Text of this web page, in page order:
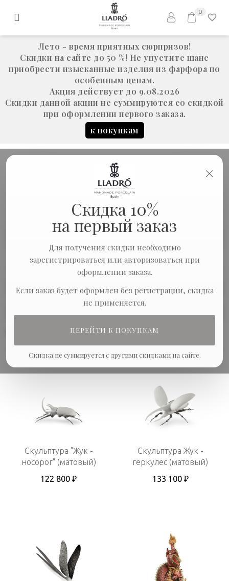
Лето - время приятных сюрпризов!
Скидки на сайте до 50 %! Не упустите шанс
приобрести изысканные изделия из фарфора по
особенным ценам.
Акция действует до 9.08.2026
Скидки данной акции не суммируются со скидкой
при оформлении первого заказа.
к покупкам
0
×
Скидка 10%
на первый заказ
Для получения скидки необходимо
зарегистрироваться или авторизоваться при
оформлении заказа.
Если заказ будет оформлен без регистрации, скидка
не применяется.
ПЕРЕЙТИ К ПОКУПКАМ
Скидка не суммируется с другими скидками на сайте.
ПОДАРКИ ДЛЯ МУЖЧИН - СТРАНИЦА
7
Подарки для мужчин
Сортировка:
Скульптура "Жук -
носорог" (матовый)
122 800 ₽
Скульптура Жук -
геркулес (матовый)
133 100 ₽